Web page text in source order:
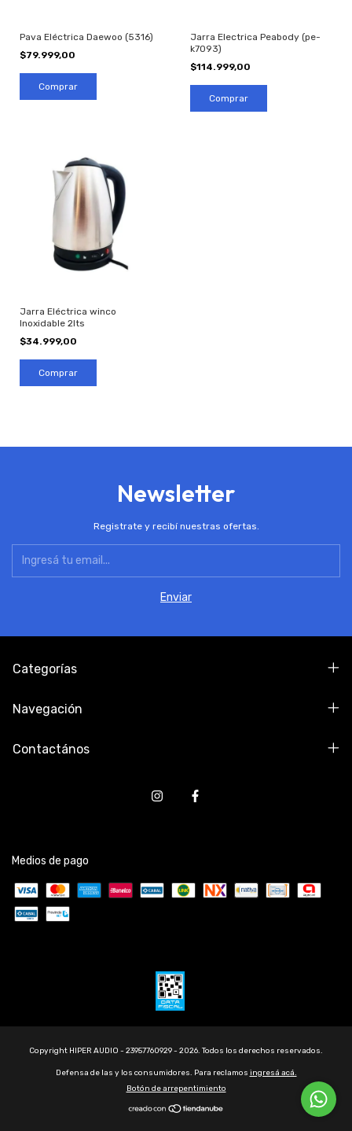
Pava Eléctrica Daewoo (5316)
$79.999,00
Jarra Electrica Peabody (pe-
k7093)
$114.999,00
Jarra Eléctrica winco
Inoxidable 2lts
$34.999,00
Newsletter
Registrate y recibí nuestras ofertas.
Categorías
Navegación
Contactános
Medios de pago
Copyright HIPER AUDIO - 23957760929 - 2026. Todos los derechos reservados.
Defensa de las y los consumidores. Para reclamos ingresá acá.
Botón de arrepentimiento